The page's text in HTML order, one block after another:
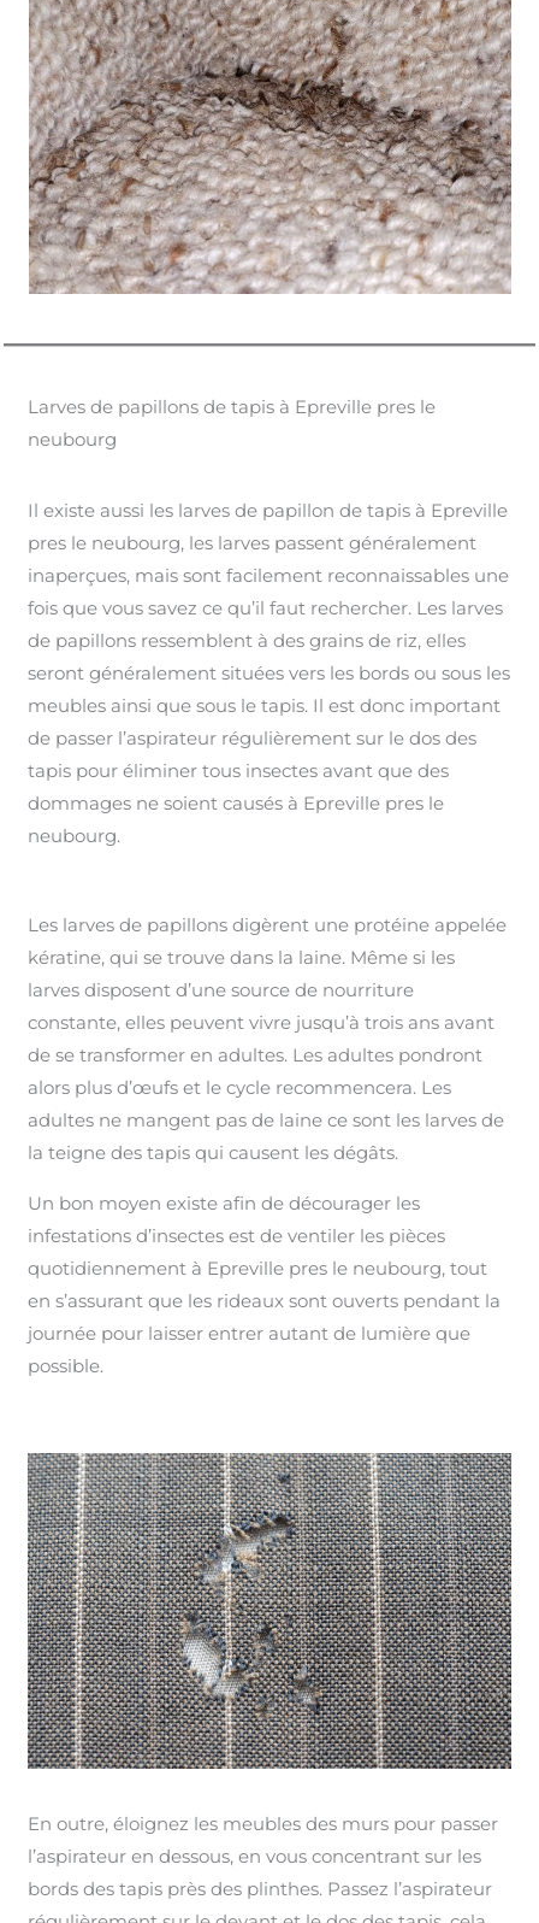
Larves de papillons de tapis à Epreville pres le
neubourg
Il existe aussi les larves de papillon de tapis à Epreville
pres le neubourg, les larves passent généralement
inaperçues, mais sont facilement reconnaissables une
fois que vous savez ce qu’il faut rechercher. Les larves
de papillons ressemblent à des grains de riz, elles
seront généralement situées vers les bords ou sous les
meubles ainsi que sous le tapis. Il est donc important
de passer l’aspirateur régulièrement sur le dos des
tapis pour éliminer tous insectes avant que des
dommages ne soient causés à Epreville pres le
neubourg.
Les larves de papillons digèrent une protéine appelée
kératine, qui se trouve dans la laine. Même si les
larves disposent d’une source de nourriture
constante, elles peuvent vivre jusqu’à trois ans avant
de se transformer en adultes. Les adultes pondront
alors plus d’œufs et le cycle recommencera. Les
adultes ne mangent pas de laine ce sont les larves de
la teigne des tapis qui causent les dégâts.
Un bon moyen existe afin de décourager les
infestations d’insectes est de ventiler les pièces
quotidiennement à Epreville pres le neubourg, tout
en s’assurant que les rideaux sont ouverts pendant la
journée pour laisser entrer autant de lumière que
possible.
En outre, éloignez les meubles des murs pour passer
l’aspirateur en dessous, en vous concentrant sur les
bords des tapis près des plinthes. Passez l’aspirateur